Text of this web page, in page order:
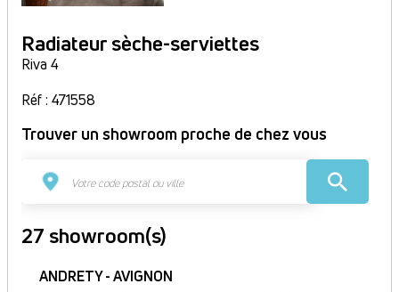
Radiateur sèche-serviettes
Riva 4
Réf : 471558
Trouver un showroom proche de chez vous
27 showroom(s)
ANDRETY - AVIGNON